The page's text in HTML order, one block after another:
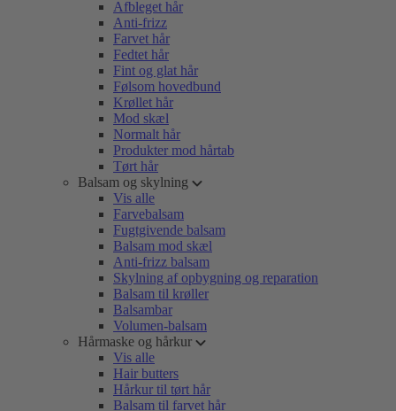
Afbleget hår
Anti-frizz
Farvet hår
Fedtet hår
Fint og glat hår
Følsom hovedbund
Krøllet hår
Mod skæl
Normalt hår
Produkter mod hårtab
Tørt hår
Balsam og skylning
Vis alle
Farvebalsam
Fugtgivende balsam
Balsam mod skæl
Anti-frizz balsam
Skylning af opbygning og reparation
Balsam til krøller
Balsambar
Volumen-balsam
Hårmaske og hårkur
Vis alle
Hair butters
Hårkur til tørt hår
Balsam til farvet hår